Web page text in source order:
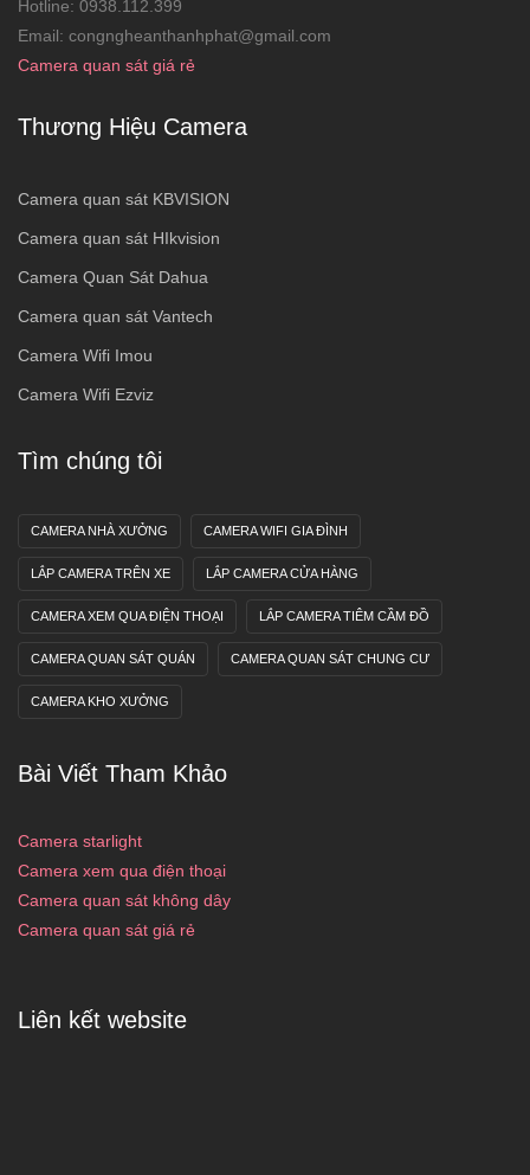
Hotline: 0938.112.399
Email: congngheanthanhphat@gmail.com
Camera quan sát giá rẻ
Thương Hiệu Camera
Camera quan sát KBVISION
Camera quan sát HIkvision
Camera Quan Sát Dahua
Camera quan sát Vantech
Camera Wifi Imou
Camera Wifi Ezviz
Tìm chúng tôi
CAMERA NHÀ XƯỞNG CAMERA WIFI GIA ĐÌNH
LẮP CAMERA TRÊN XE LẮP CAMERA CỬA HÀNG
CAMERA XEM QUA ĐIỆN THOẠI LẮP CAMERA TIÊM CẦM ĐỒ
CAMERA QUAN SÁT QUÁN CAMERA QUAN SÁT CHUNG CƯ
CAMERA KHO XƯỞNG
Bài Viết Tham Khảo
Camera starlight
Camera xem qua điện thoại
Camera quan sát không dây
Camera quan sát giá rẻ
Liên kết website